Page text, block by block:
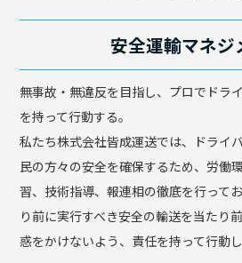
安全運輸マネジ
無事故・無違反を目指し、プロでドラ
を持って行動する。
私たち株式会社皆成運送では、ドライ
民の方々の安全を確保するため、労働
習、技術指導、報連相の徹底を行って
り前に実行すべき安全の輸送を当たり
惑をかけないよう、責任を持って行動し